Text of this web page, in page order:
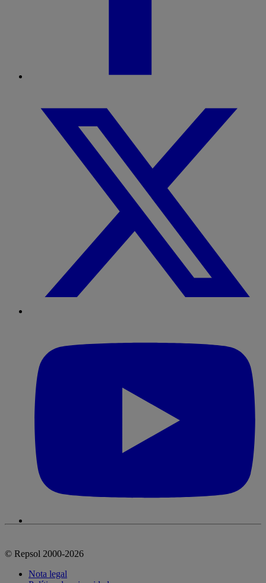
© Repsol 2000-2026
Nota legal